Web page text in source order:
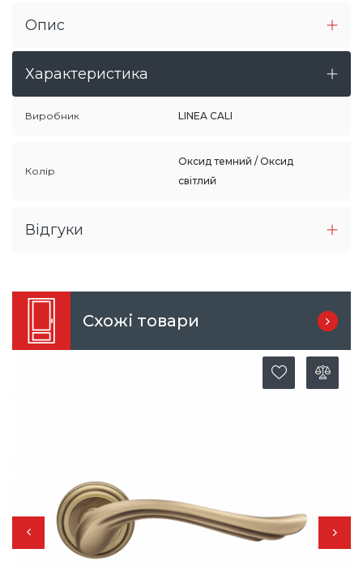
Опис
Характеристика
Виробник LINEA CALI
Колір
Оксид темний / Оксид
світлий
Відгуки
Схожі товари